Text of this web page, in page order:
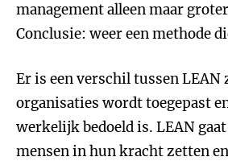
management alleen maar
Conclusie: weer een methode
Er is een verschil tussen LEAN
organisaties wordt toegepast
werkelijk bedoeld is. LEAN
mensen in hun kracht zetten